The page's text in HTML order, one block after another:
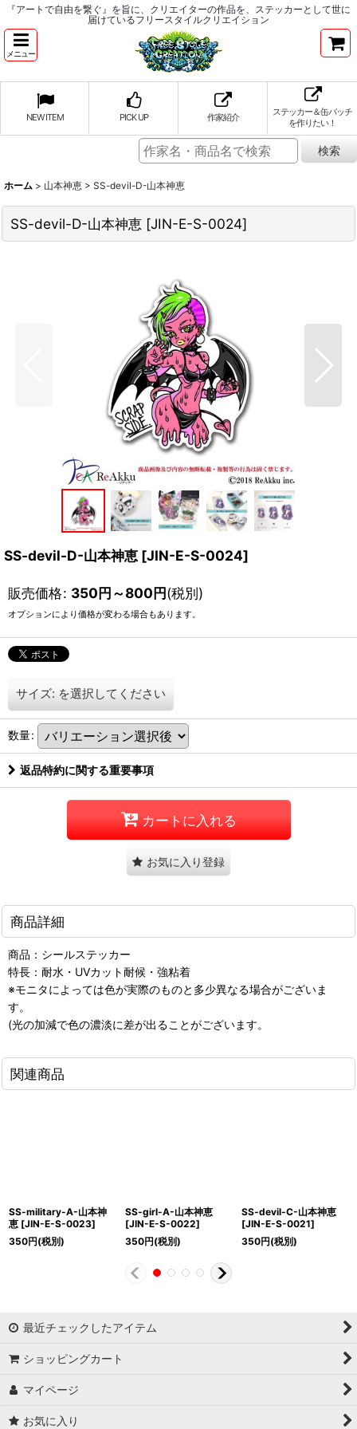
『アートで自由を繋ぐ』を旨に、クリエイターの作品を、ステッカーとして世に
届けているフリースタイルクリエイション
メニュー
NEW ITEM PICK UP 作家紹介
ステッカー＆缶バッチ
を作りたい！
ホーム > 山本神恵 > SS-devil-D-山本神恵
SS-devil-D-山本神恵 [JIN-E-S-0024]
SS-devil-D-山本神恵 [JIN-E-S-0024]
販売価格: 350円～800円(税別)
オプションにより価格が変わる場合もあります。
サイズ: を選択してください
数量:
返品特約に関する重要事項
カートに入れる
お気に入り登録
商品詳細
商品：シールステッカー
特長：耐水・UVカット耐候・強粘着
※モニタによっては色が実際のものと多少異なる場合がございま
す。
(光の加減で色の濃淡に差が出ることがございます。
関連商品
SS-military-A-山本神
恵 [JIN-E-S-0023]
350円(税別)
SS-girl-A-山本神恵
[JIN-E-S-0022]
350円(税別)
SS-devil-C-山本神恵
[JIN-E-S-0021]
350円(税別)
最近チェックしたアイテム
ショッピングカート
マイページ
お気に入り